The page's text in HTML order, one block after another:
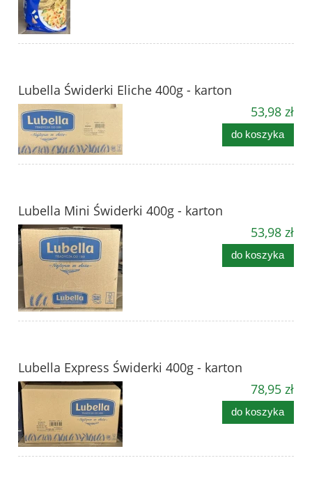
Lubella Świderki Eliche 400g - karton
53,98 zł
do koszyka
Lubella Mini Świderki 400g - karton
53,98 zł
do koszyka
Lubella Express Świderki 400g - karton
78,95 zł
do koszyka